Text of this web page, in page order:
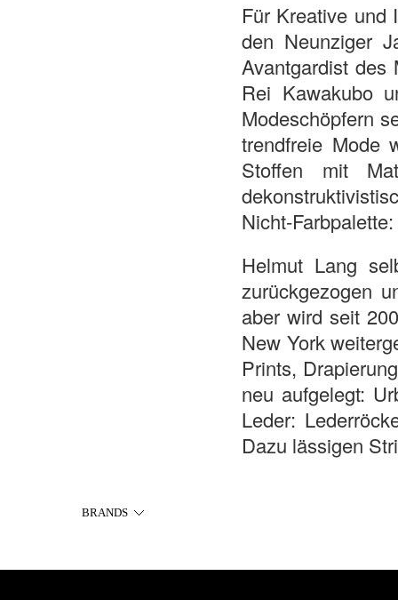
Für Kreative und
den Neunziger
Avantgardist des
Rei Kawakubo
Modeschöpfern
trendfreie Mode
Stoffen mit
Nicht-
Helmut Lang
zurückgezogen
aber wird seit
New York
Prints,
neu aufgelegt:
Leder:
Dazu lässigen
BRANDS